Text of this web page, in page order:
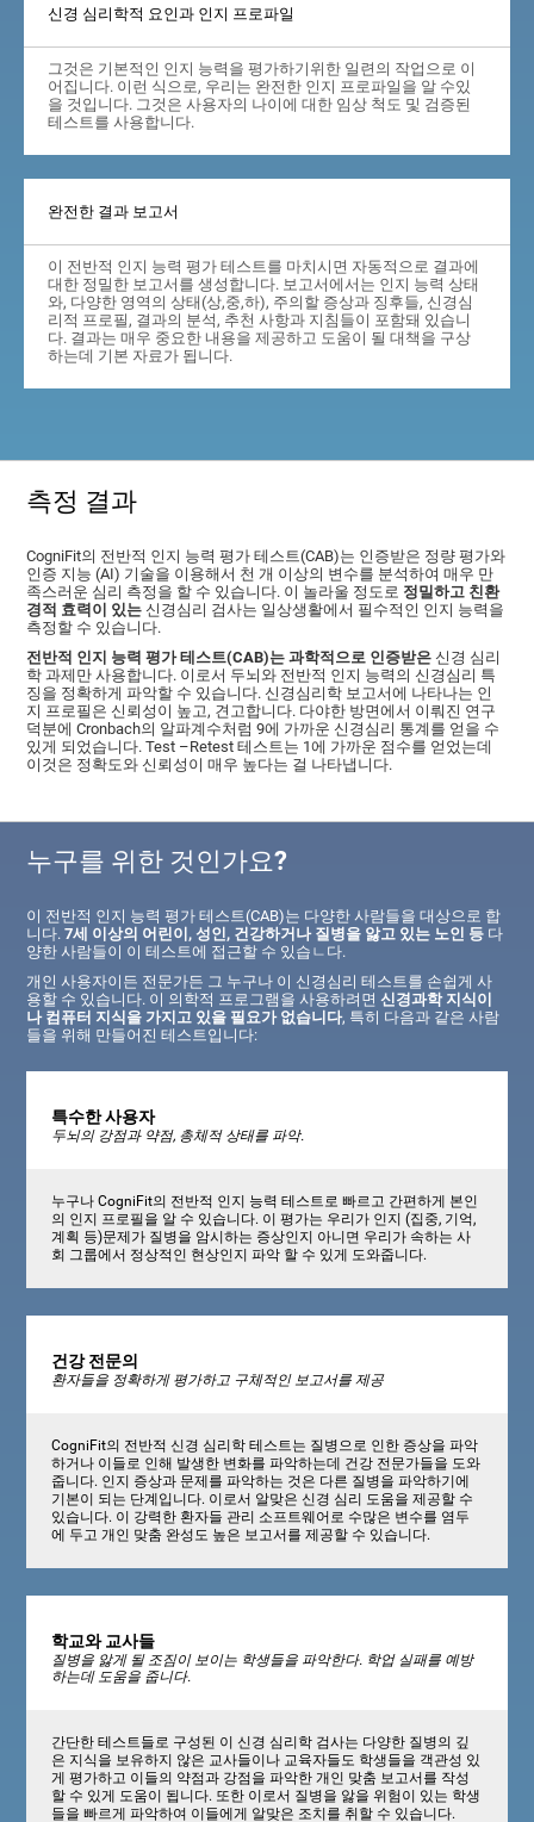
신경 심리학적 요인과 인지 프로파일
그것은 기본적인 인지 능력을 평가하기위한 일련의 작업으로 이
어집니다. 이런 식으로, 우리는 완전한 인지 프로파일을 알 수있
을 것입니다. 그것은 사용자의 나이에 대한 임상 척도 및 검증된
테스트를 사용합니다.
완전한 결과 보고서
이 전반적 인지 능력 평가 테스트를 마치시면 자동적으로 결과에
대한 정밀한 보고서를 생성합니다. 보고서에서는 인지 능력 상태
와, 다양한 영역의 상태(상,중,하), 주의할 증상과 징후들, 신경심
리적 프로필, 결과의 분석, 추천 사항과 지침들이 포함돼 있습니
다. 결과는 매우 중요한 내용을 제공하고 도움이 될 대책을 구상
하는데 기본 자료가 됩니다.
측정 결과
CogniFit의 전반적 인지 능력 평가 테스트(CAB)는 인증받은 정량 평가와
인증 지능 (AI) 기술을 이용해서 천 개 이상의 변수를 분석하여 매우 만
족스러운 심리 측정을 할 수 있습니다. 이 놀라울 정도로 정밀하고 친환
경적 효력이 있는 신경심리 검사는 일상생활에서 필수적인 인지 능력을
측정할 수 있습니다.
전반적 인지 능력 평가 테스트(CAB)는 과학적으로 인증받은 신경 심리
학 과제만 사용합니다. 이로서 두뇌와 전반적 인지 능력의 신경심리 특
징을 정확하게 파악할 수 있습니다. 신경심리학 보고서에 나타나는 인
지 프로필은 신뢰성이 높고, 견고합니다. 다야한 방면에서 이뤄진 연구
덕분에 Cronbach의 알파계수처럼 9에 가까운 신경심리 통계를 얻을 수
있게 되었습니다. Test –Retest 테스트는 1에 가까운 점수를 얻었는데
이것은 정확도와 신뢰성이 매우 높다는 걸 나타냅니다.
누구를 위한 것인가요?
이 전반적 인지 능력 평가 테스트(CAB)는 다양한 사람들을 대상으로 합
니다.7세 이상의 어린이, 성인, 건강하거나 질병을 앓고 있는 노인 등 다
양한 사람들이 이 테스트에 접근할 수 있습ㄴ다.
개인 사용자이든 전문가든 그 누구나 이 신경심리 테스트를 손쉽게 사
용할 수 있습니다. 이 의학적 프로그램을 사용하려면신경과학 지식이
나 컴퓨터 지식을 가지고 있을 필요가 없습니다, 특히 다음과 같은 사람
들을 위해 만들어진 테스트입니다:
특수한 사용자
두뇌의 강점과 약점, 총체적 상태를 파악.
누구나 CogniFit의 전반적 인지 능력 테스트로 빠르고 간편하게 본인
의 인지 프로필을 알 수 있습니다. 이 평가는 우리가 인지 (집중, 기억,
계획 등)문제가 질병을 암시하는 증상인지 아니면 우리가 속하는 사
회 그룹에서 정상적인 현상인지 파악 할 수 있게 도와줍니다.
건강 전문의
환자들을 정확하게 평가하고 구체적인 보고서를 제공
CogniFit의 전반적 신경 심리학 테스트는 질병으로 인한 증상을 파악
하거나 이들로 인해 발생한 변화를 파악하는데 건강 전문가들을 도와
줍니다. 인지 증상과 문제를 파악하는 것은 다른 질병을 파악하기에
기본이 되는 단계입니다. 이로서 알맞은 신경 심리 도움을 제공할 수
있습니다. 이 강력한 환자들 관리 소프트웨어로 수많은 변수를 염두
에 두고 개인 맞춤 완성도 높은 보고서를 제공할 수 있습니다.
학교와 교사들
질병을 앓게 될 조짐이 보이는 학생들을 파악한다. 학업 실패를 예방
하는데 도움을 줍니다.
간단한 테스트들로 구성된 이 신경 심리학 검사는 다양한 질병의 깊
은 지식을 보유하지 않은 교사들이나 교육자들도 학생들을 객관성 있
게 평가하고 이들의 약점과 강점을 파악한 개인 맞춤 보고서를 작성
할 수 있게 도움이 됩니다. 또한 이로서 질병을 앓을 위험이 있는 학생
들을 빠르게 파악하여 이들에게 알맞은 조치를 취할 수 있습니다.